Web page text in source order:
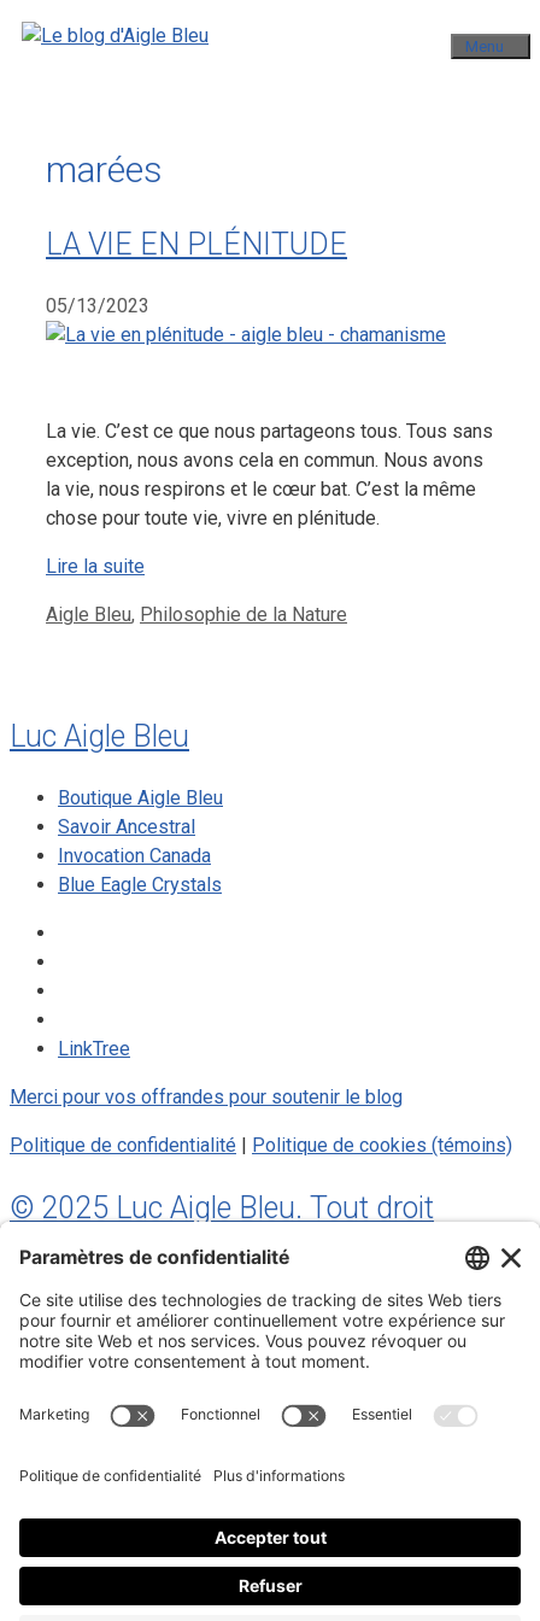
Aller
Menu
marées
LA VIE EN PLÉNITUDE
05/13/2023
La vie. C’est ce que nous partageons tous. Tous sans
exception, nous avons cela en commun. Nous avons
la vie, nous respirons et le cœur bat. C’est la même
chose pour toute vie, vivre en plénitude.
Lire la suite
Catégories
Aigle Bleu, Philosophie de la Nature
Luc Aigle Bleu
Boutique Aigle Bleu
Savoir Ancestral
Invocation Canada
Blue Eagle Crystals
LinkTree
Merci pour vos offrandes pour soutenir le blog
Politique de confidentialité | Politique de cookies (témoins)
© 2025 Luc Aigle Bleu. Tout droit
réservé.
S'inscrire à mon Infolettre
En m’inscrivant à l’infolettre, j’acceptela politique de